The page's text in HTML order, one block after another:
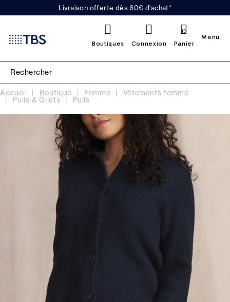
Livraison offerte dès 60€ d'achat*
Boutiques Connexion Panier
0
Menu
Accueil Boutique Femme Vêtements femme
Pulls & Gilets Pulls